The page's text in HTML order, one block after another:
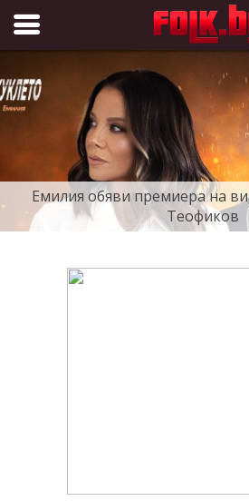
Folk.bg
Емилия обяви премиера на
Теофиков